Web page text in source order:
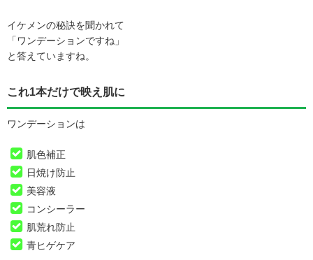
イケメンの秘訣を聞かれて
「ワンデーションですね」
と答えていますね。
これ1本だけで映え肌に
ワンデーションは
肌色補正
日焼け防止
美容液
コンシーラー
肌荒れ防止
青ヒゲケア